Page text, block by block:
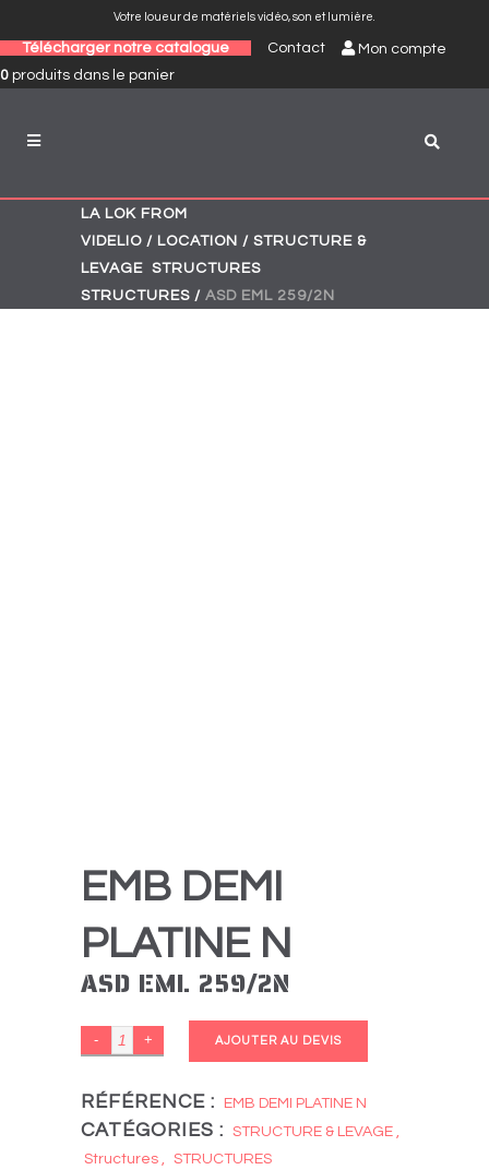
Votre loueur de matériels vidéo, son et lumière.
Télécharger notre catalogue Contact
Mon compte
0 produits dans le panier
LA LOK FROM
VIDELIO / LOCATION / STRUCTURE &
LEVAGE STRUCTURES
STRUCTURES / ASD EML 259/2N
EMB DEMI
PLATINE N
ASD EML 259/2N
ASD
259/2N
quantity
AJOUTER AU DEVIS
RÉFÉRENCE : EMB DEMI PLATINE N
CATÉGORIES : STRUCTURE & LEVAGE ,
Structures , STRUCTURES